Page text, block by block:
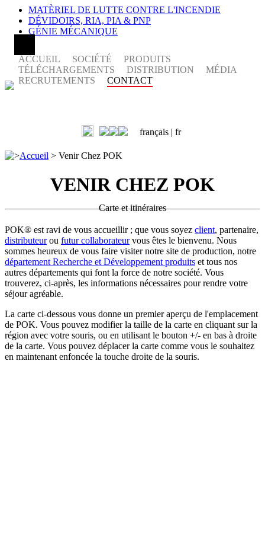
MATÈRIEL DE LUTTE CONTRE L'INCENDIE
DÉVIDOIRS, RIA, PIA & PNP
GÉNIE MÉCANIQUE
ACCUEIL SOCIÉTÉ
PRODUITS
TÉLÉCHARGEMENTS
DISTRIBUTION
MÉDIA
RECRUTEMENTS
CONTACT
français | fr
>Accueil > Venir Chez POK
VENIR CHEZ POK
Carte et itinéraires
POK® est ravi de vous accueillir ; que vous soyez client, partenaire,
distributeurou futur collaborateurvous êtes le bienvenu. Nous
sommes heureux de vous faire visiter notre site de production, notre
département Recherche et Développement produits et tous nos
autres départements qui font la force de notre société. Vous
trouverez, ci-après, les informations nécessaires pour rendre votre
séjour agréable.
La carte ci-dessous vous donne un premier aperçu de l'emplacement
de POK. Vous pouvez modifier la taille de la carte en cliquant sur la
région avec votre souris, ou en utilisant le bouton +/- en bas à droite
de la carte. Vous pouvez déplacer la carte comme vous le souhaitez
en maintenant enfoncée la touche droite de la souris.